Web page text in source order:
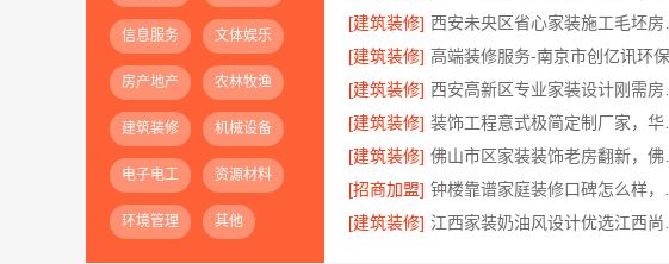
信息服务 文体娱乐
房产地产 农林牧渔
建筑装修 机械设备
电子电工 资源材料
环境管理 其他
[建筑装修]
[建筑装修]
[建筑装修]
[建筑装修]
[建筑装修]
[招商加盟]
[建筑装修]